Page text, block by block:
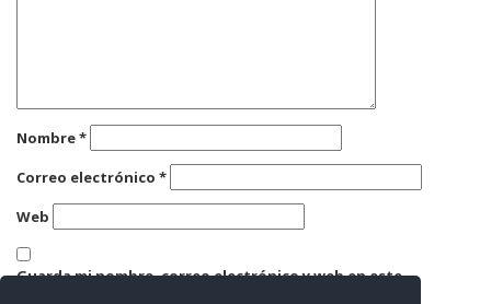
Nombre*
Correo electrónico *
Web
Guarda mi nombre, correo electrónico y web en este